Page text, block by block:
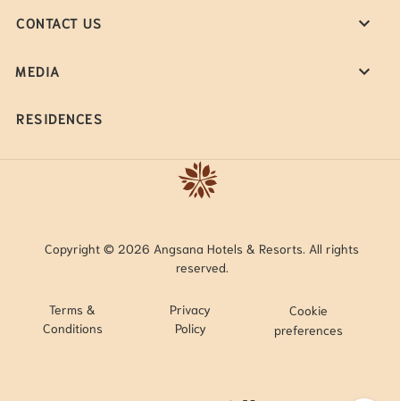
CONTACT US
MEDIA
RESIDENCES
Copyright © 2026 Angsana Hotels & Resorts. All rights
reserved.
Terms &
Conditions
Privacy
Policy
Cookie
preferences